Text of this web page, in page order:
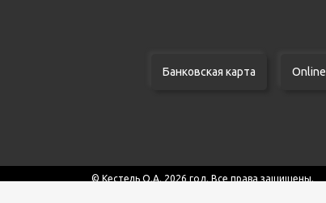
Банковская карта Online
© Кестель О.А. 2026 год. Все права защищены.